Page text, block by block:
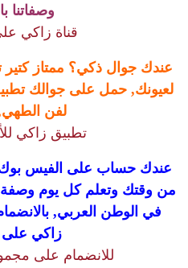
وصفاتنا
قناة زاكي
عندك جوال ذكي؟ ممتاز
لعيونك, حمل على جوالك
لفن
تطبيق زاكي
عندك حساب على الفيس
من وقتك وتعلم كل يوم
في الوطن العربي,
زاكي
للانضمام على